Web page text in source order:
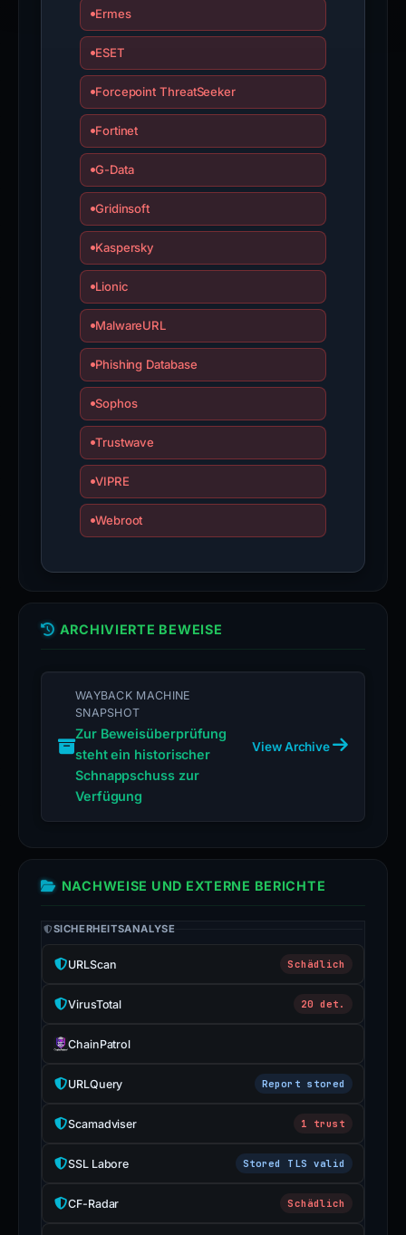
appeal
the
report
is
inaccurate.
Ermes
ESET
Forcepoint ThreatSeeker
Fortinet
G-Data
Gridinsoft
Kaspersky
Lionic
MalwareURL
Phishing Database
Sophos
Trustwave
VIPRE
Webroot
ARCHIVIERTE BEWEISE
WAYBACK MACHINE
SNAPSHOT
Zur Beweisüberprüfung
steht ein historischer
Schnappschuss zur
Verfügung
View Archive
NACHWEISE UND EXTERNE BERICHTE
SICHERHEITSANALYSE
URLScan Schädlich
VirusTotal 20 det.
ChainPatrol
URLQuery Report stored
Scamadviser 1 trust
SSL Labore Stored TLS valid
CF-Radar Schädlich